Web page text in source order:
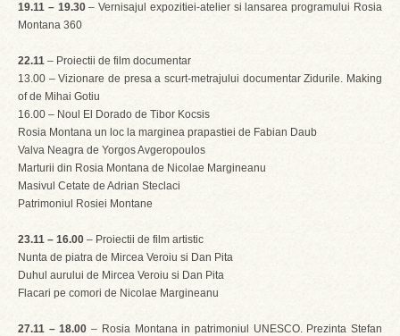
19.11 – 19.30– Vernisajul expozitiei-atelier si lansarea programului Rosia
Montana 360
22.11 – Proiectii de film documentar
13.00 – Vizionare de presa a scurt-metrajului documentar Zidurile. Making
of de Mihai Gotiu
16.00 – Noul El Dorado de Tibor Kocsis
Rosia Montana un loc la marginea prapastiei de Fabian Daub
Valva Neagra de Yorgos Avgeropoulos
Marturii din Rosia Montana de Nicolae Margineanu
Masivul Cetate de Adrian Steclaci
Patrimoniul Rosiei Montane
23.11 – 16.00 – Proiectii de film artistic
Nunta de piatra de Mircea Veroiu si Dan Pita
Duhul aurului de Mircea Veroiu si Dan Pita
Flacari pe comori de Nicolae Margineanu
27.11 – 18.00 – Rosia Montana in patrimoniul UNESCO. Prezinta Stefan